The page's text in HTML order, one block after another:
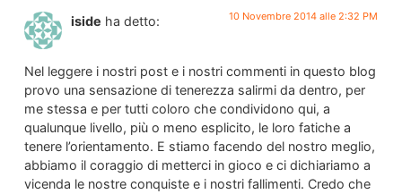
iside ha detto: 10 Novembre 2014 alle 2:32 PM
Nel leggere i nostri post e i nostri commenti in questo blog
provo una sensazione di tenerezza salirmi da dentro, per
me stessa e per tutti coloro che condividono qui, a
qualunque livello, più o meno esplicito, le loro fatiche a
tenere l’orientamento. E stiamo facendo del nostro meglio,
abbiamo il coraggio di metterci in gioco e ci dichiariamo a
vicenda le nostre conquiste e i nostri fallimenti. Credo che